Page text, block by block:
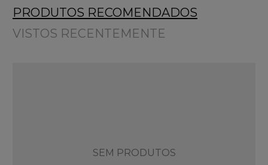
PRODUTOS RECOMENDADOS
VISTOS RECENTEMENTE
SEM PRODUTOS